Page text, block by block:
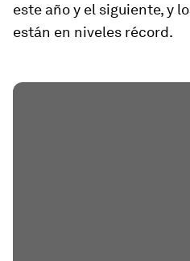
este año y el siguiente, y
están en niveles récord.